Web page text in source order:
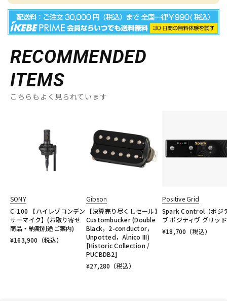
RECOMMENDED
ITEMS
こちらもよく見られています
SONY
C-100 【ハイレゾコンデン
サーマイク】(お取り寄せ
商品・納期別途ご案内)
¥163,900 （税込）
Gibson
【決算売り尽くしセール】
Custombucker (Double
Black，2-conductor，
Unpotted，Alnico III)
[Historic Collection /
PUCBDB2]
¥27,280 （税込）
Positive Grid
Spark Control（ポジ
ブ ポジティヴ グリッ
¥18,700 （税込）